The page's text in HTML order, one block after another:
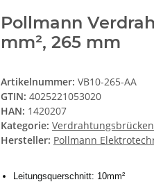
Pollmann
mm², 265 mm
Artikelnummer: VB10-265-AA
GTIN: 4025221053020
HAN: 1420207
Kategorie:
Hersteller: Pollmann
Leitungsquerschnitt: 10mm²